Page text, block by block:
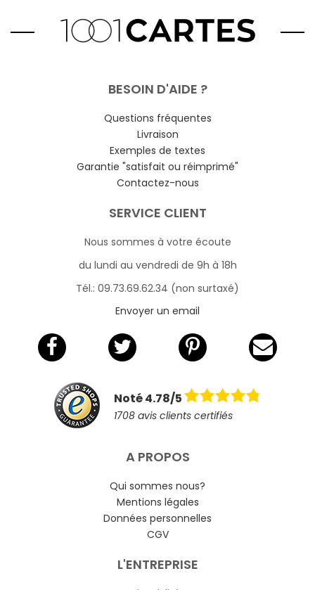
BESOIN D'AIDE ?
Questions fréquentes
Livraison
Exemples de textes
Garantie "satisfait ou réimprimé"
Contactez-nous
SERVICE CLIENT
Nous sommes à votre écoute
du lundi au vendredi de 9h à 18h
Tél.: 09.73.69.62.34 (non surtaxé)
Envoyer un email
Noté 4.78/5
1708 avis clients certifiés
A PROPOS
Qui sommes nous?
Mentions légales
Données personnelles
CGV
L'ENTREPRISE